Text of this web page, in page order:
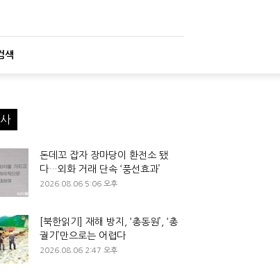
색
돈데꼬 잡자 장마당이 환전소 됐
다…외화 거래 단속 ‘풍선효과’
2026.08.06 5:06 오후
[북한읽기] 재해 방지, ‘총동원’, ‘총
궐기’만으로는 어렵다
2026.08.06 2:47 오후